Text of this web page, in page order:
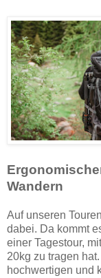
Wandern
Auf unseren
dabei. Da kommt
einer Tagestour,
20kg zu tragen
hochwertigen und